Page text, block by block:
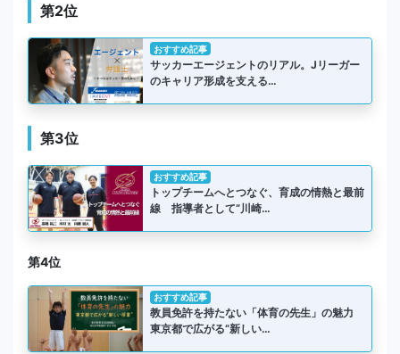
第2位
おすすめ記事
サッカーエージェントのリアル。Jリーガー
のキャリア形成を支える…
第3位
おすすめ記事
トップチームへとつなぐ、育成の情熱と最前
線 指導者として“川崎…
第4位
おすすめ記事
教員免許を持たない「体育の先生」の魅力
東京都で広がる“新しい…